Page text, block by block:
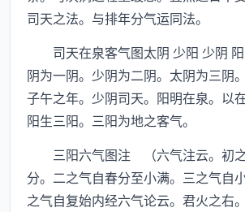
司天之法。与排年分气运同法。
司天在泉客气图太阴 少阳 少阴 阳
阴为一阴。少阴为二阴。太阴为三阴
子午之年。少阴司天。阳明在泉。以
阳生三阳。三阳为地之客气。
三阳六气图注 （六气注云。初
分。二之气自春分至小满。三之气自
之气自复始内经六气论云。君火之右